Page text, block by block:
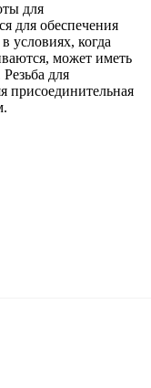
для
для обеспечения
условиях, когда
может иметь
для
присоединительная